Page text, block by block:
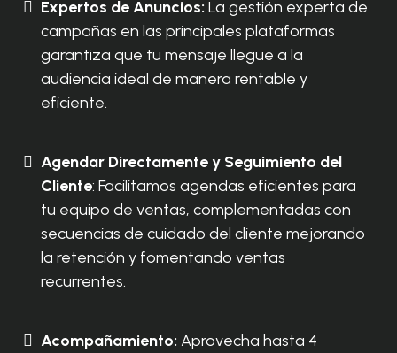
Expertos de Anuncios: La gestión experta de
campañas en las principales plataformas
garantiza que tu mensaje llegue a la
audiencia ideal de manera rentable y
eficiente.
Agendar Directamente y Seguimiento del
Cliente: Facilitamos agendas eficientes para
tu equipo de ventas, complementadas con
secuencias de cuidado del cliente mejorando
la retención y fomentando ventas
recurrentes.
Acompañamiento: Aprovecha hasta 4